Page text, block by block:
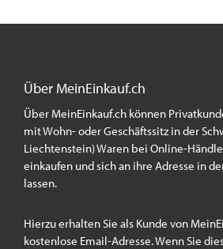
Über MeinEinkauf.ch
Über MeinEinkauf.ch können
mit Wohn- oder Geschäftssitz in der
Liechtenstein) Waren bei Online-
einkaufen und sich an ihre Adresse in
lassen.
Hierzu erhalten Sie als Kunde von
kostenlose Email-Adresse. Wenn Sie